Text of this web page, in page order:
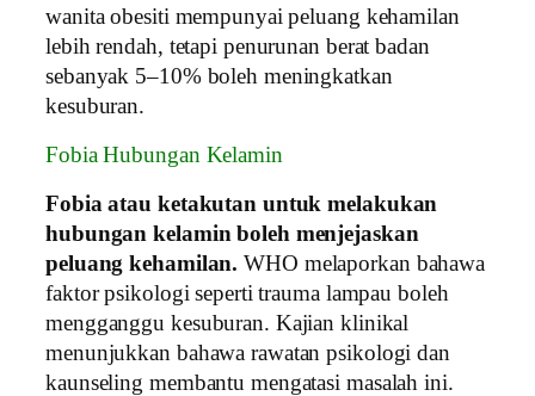
wanita obesiti mempunyai peluang kehamilan
lebih rendah, tetapi penurunan berat badan
sebanyak 5–10% boleh meningkatkan
kesuburan.
Fobia Hubungan Kelamin
Fobia atau ketakutan untuk melakukan
hubungan kelamin boleh menjejaskan
peluang kehamilan. WHO melaporkan bahawa
faktor psikologi seperti trauma lampau boleh
mengganggu kesuburan. Kajian klinikal
menunjukkan bahawa rawatan psikologi dan
kaunseling membantu mengatasi masalah ini.